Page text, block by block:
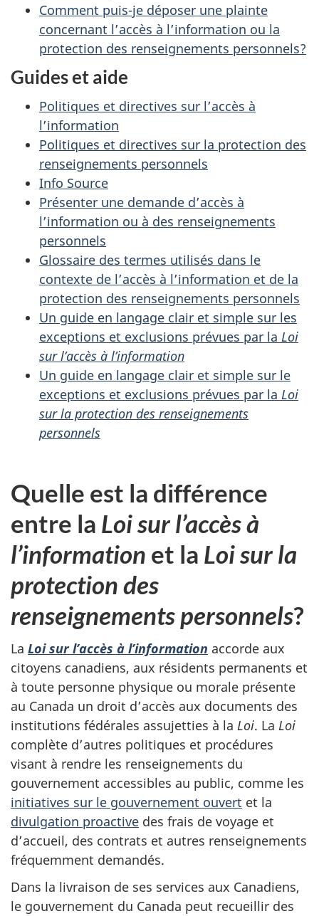
Comment puis-je déposer une plainte
concernant l’accès à l’information ou la
protection des renseignements personnels?
Guides et aide
Politiques et directives sur l’accès à
l’information
Politiques et directives sur la protection des
renseignements personnels
Info Source
Présenter une demande d’accès à
l’information ou à des renseignements
personnels
Glossaire des termes utilisés dans le
contexte de l’accès à l’information et de la
protection des renseignements personnels
Un guide en langage clair et simple sur les
exceptions et exclusions prévues par la Loi
sur l’accès à l’information
Un guide en langage clair et simple sur le
exceptions et exclusions prévues par la Loi
sur la protection des renseignements
personnels
Quelle est la différence
entre la Loi sur l’accès à
l’information et la Loi sur la
protection des
renseignements personnels?
La Loi sur l’accès à l’information accorde aux
citoyens canadiens, aux résidents permanents et
à toute personne physique ou morale présente
au Canada un droit d’accès aux documents des
institutions fédérales assujetties à la Loi. La Loi
complète d’autres politiques et procédures
visant à rendre les renseignements du
gouvernement accessibles au public, comme les
initiatives sur le gouvernement ouvert et la
divulgation proactive des frais de voyage et
d’accueil, des contrats et autres renseignements
fréquemment demandés.
Dans la livraison de ses services aux Canadiens,
le gouvernement du Canada peut recueillir des